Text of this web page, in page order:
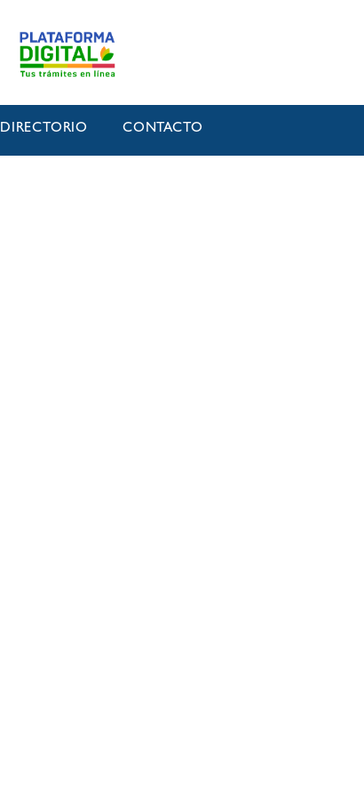
DIRECTORIO CONTACTO